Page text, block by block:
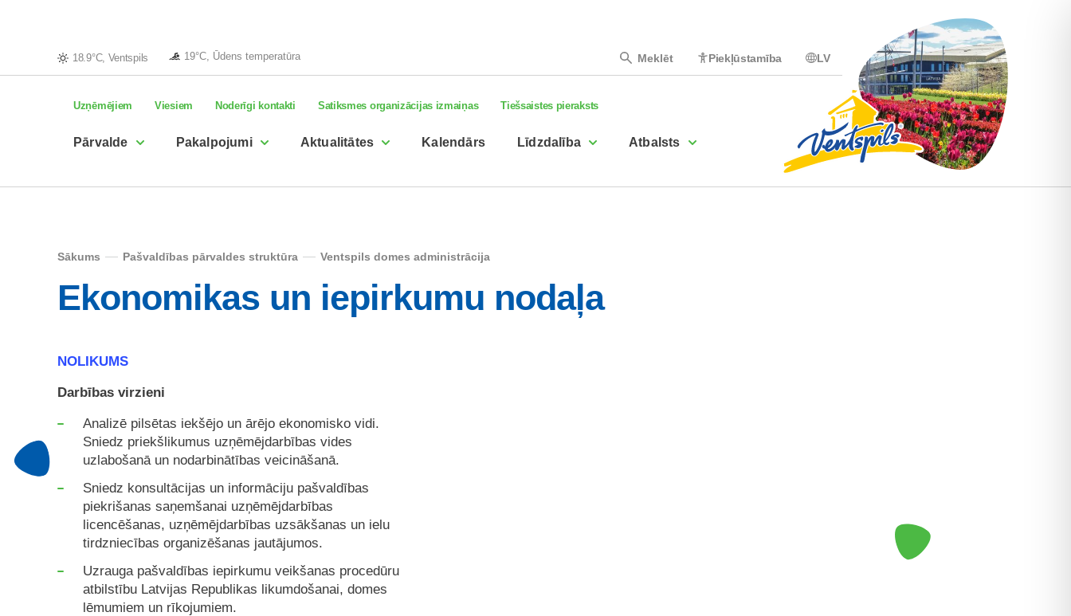
18.9°C, Ventspils 19°C, Ūdens temperatūra Meklēt Piekļūstamība LV
Uzņēmējiem Viesiem Noderīgi kontakti Satiksmes organizācijas izmaiņas Tiešsaistes pieraksts
Pārvalde Pakalpojumi Aktualitātes Kalendārs Līdzdalība Atbalsts
Sākums Pašvaldības pārvaldes struktūra Ventspils domes administrācija
Ekonomikas un iepirkumu nodaļa
NOLIKUMS
Darbības virzieni
Analizē pilsētas iekšējo un ārējo ekonomisko vidi.
Sniedz priekšlikumus uzņēmējdarbības vides
uzlabošanā un nodarbinātības veicināšanā.
Sniedz konsultācijas un informāciju pašvaldības
piekrišanas saņemšanai uzņēmējdarbības
licencēšanas, uzņēmējdarbības uzsākšanas un ielu
tirdzniecības organizēšanas jautājumos.
Uzrauga pašvaldības iepirkumu veikšanas procedūru
atbilstību Latvijas Republikas likumdošanai, domes
lēmumiem un rīkojumiem.